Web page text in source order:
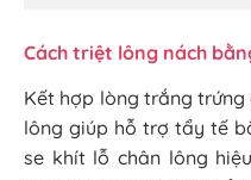
Cách triệt lông nách
Kết hợp lòng trắng
lông giúp hỗ trợ tẩy tế
se khít lỗ chân lông